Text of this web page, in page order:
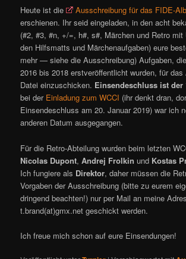
Heute ist die
Ausschreibung für das FIDE-
erschienen. Ihr seid eingeladen, in den acht
(#2, #3, #n, +/=, h#, s#, Märchen und Retro mit
den Hilfsmatts und Märchenaufgaben) eure
mehr — siehe die Ausschreibung) Aufgaben,
2016 bis 2018 erstveröffentlicht wurden, für
Datei einzuschicken. Einsendeschluss ist der
bei der Einladung zum WCCI (ihr denkt dran,
Einsendeschluss am 20. Januar 2019) war ich
anderen Datum ausgegangen.
Für die Retro-Abteilung wurden beim letzten
Nicolas Dupont,Andrej Frolkin und Kostas
Ich fungiere als Direktor, daher müssen die
Vorgaben der Ausschreibung (bitte zu eurem
dringend beachten!) nur per Mail an meine
t.brand(at)gmx.net geschickt werden.
Ich freue mich schon auf eure Einsendungen!